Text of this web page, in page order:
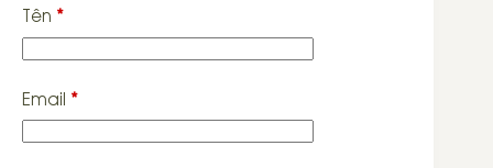
Tên *
Email *